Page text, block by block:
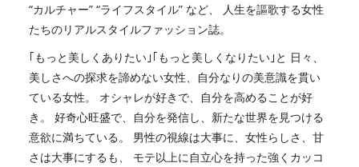
“カルチャー” “ライフスタイル” など、 人生を謳歌する女性
たちのリアルスタイルファッション誌。
｢もっと美しくありたい｣｢もっと美しくなりたい｣と 日々、
美しさへの探求を諦めない女性、自分なりの美意識を貫い
ている女性。 オシャレが好きで、自分を高めることが好
き。 好奇心旺盛で、自分を発信し、新たな世界を見つける
意欲に満ちている。 男性の視線は大事に、女性らしさ、甘
さは大事にするも、 モテ以上に自立心を持った強くカッコ